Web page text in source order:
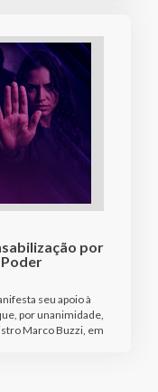
por
seu apoio à
por unanimidade,
Marco Buzzi, em